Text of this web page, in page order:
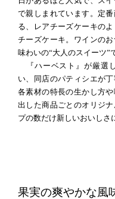
で親しまれています。定
る、レアチーズケーキの
チーズケーキ。ワインの
味わいの“大人のスイーツ”
『ハーベスト』が厳選
い、同店のパティシエが
各素材の特長の生かし方
出した商品ごとのオリジ
プの数だけ新しいおいしさ
果実の爽やかな風